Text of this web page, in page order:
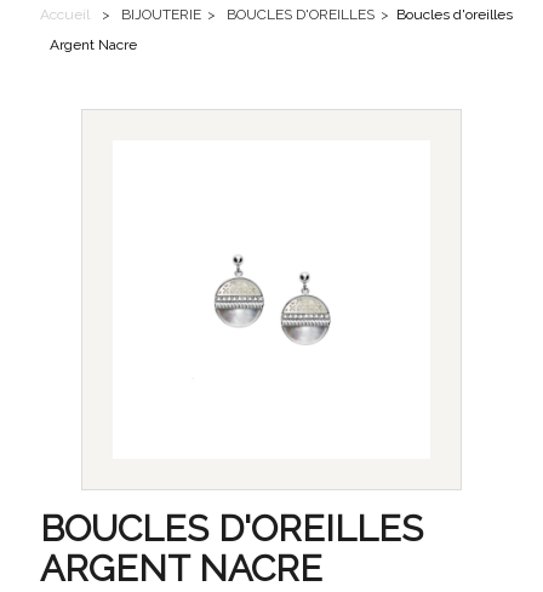
Accueil > BIJOUTERIE > BOUCLES D'OREILLES > Boucles d'oreilles
Argent Nacre
BOUCLES D'OREILLES
ARGENT NACRE